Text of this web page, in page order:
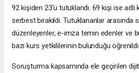
92 kişiden 23’ü tutuklandı. 69 kişi ise adli
serbest bırakıldı. Tutuklananlar arasında
düzenleyenler, e-imza temin edenler ve
bazı kurs yetkililerinin bulunduğu öğrenildi.
Soruşturma kapsamında ele geçirilen